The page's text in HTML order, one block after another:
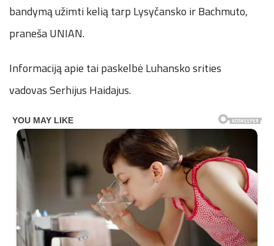
bandymą užimti kelią tarp Lysyčansko ir Bachmuto,
praneša UNIAN.
Informaciją apie tai paskelbė Luhansko srities
vadovas Serhijus Haidajus.